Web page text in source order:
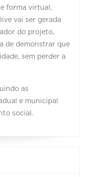
forma virtual,
vai ser gerada
do projeto,
de demonstrar que
sem perder a
as
e municipal
social.